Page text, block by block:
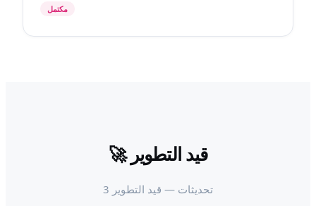
مكتمل
🚀 قيد التطوير
3 تحديثات — قيد التطوير